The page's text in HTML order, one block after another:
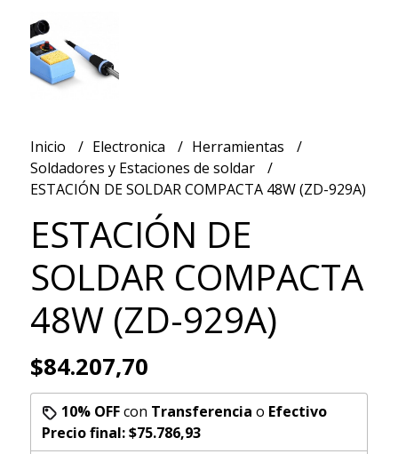
Inicio Electronica
Herramientas
Soldadores y Estaciones de soldar
ESTACIÓN DE SOLDAR COMPACTA 48W (ZD-929A)
ESTACIÓN DE
SOLDAR COMPACTA
48W (ZD-929A)
$84.207,70
10% OFFcon Transferencia o Efectivo
Precio final:$75.786,93